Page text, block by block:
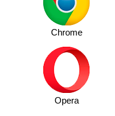
Chrome
Opera